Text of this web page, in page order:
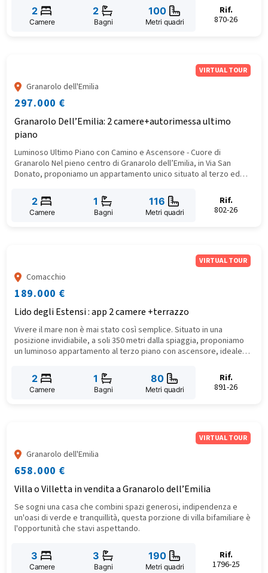
2
Camere
2
Bagni
100
Metri quadri
Rif.
870-26
VIRTUAL TOUR
Granarolo dell'Emilia
297.000 €
Granarolo Dell’Emilia: 2 camere+autorimessa ultimo
piano
Luminoso Ultimo Piano con Camino e Ascensore - Cuore di
Granarolo Nel pieno centro di Granarolo dell’Emilia, in Via San
Donato, proponiamo un appartamento unico situato al terzo ed
abitativa si distingue per la straordinaria luminosità e la
distribuzione perfetta degli spazi interni.
2
Camere
1
Bagni
116
Metri quadri
Rif.
802-26
VIRTUAL TOUR
Comacchio
189.000 €
Lido degli Estensi : app 2 camere +terrazzo
Vivere il mare non è mai stato così semplice. Situato in una
posizione invidiabile, a soli 350 metri dalla spiaggia, proponiamo
un luminoso appartamento al terzo piano con ascensore, ideale
e godersi il relax. Dimentica lo stress del parcheggio e goditi la
libertà di muoverti in bicicletta o a piedi.
2
Camere
1
Bagni
80
Metri quadri
Rif.
891-26
VIRTUAL TOUR
Granarolo dell'Emilia
658.000 €
Villa o Villetta in vendita a Granarolo dell’Emilia
Se sogni una casa che combini spazi generosi, indipendenza e
un'oasi di verde e tranquillità, questa porzione di villa bifamiliare è
l'opportunità che stavi aspettando.
3
Camere
3
Bagni
190
Metri quadri
Rif.
1796-25